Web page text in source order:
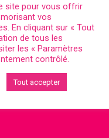
site pour vous offrir
vos
En cliquant sur « Tout
de tous les
les « Paramètres
contrôlé.
Tout accepter